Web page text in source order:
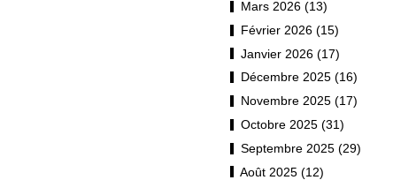
Mars 2026 (13)
Février 2026 (15)
Janvier 2026 (17)
Décembre 2025 (16)
Novembre 2025 (17)
Octobre 2025 (31)
Septembre 2025 (29)
Août 2025 (12)